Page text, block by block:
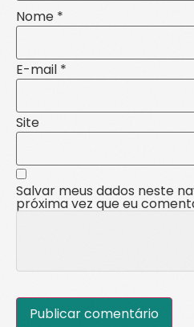
Nome *
E-mail *
Site
Salvar meus dados neste
próxima vez que eu